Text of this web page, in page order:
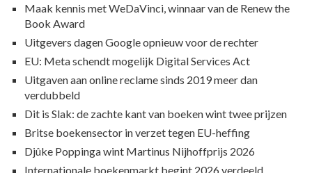
Maak kennis met WeDaVinci, winnaar van de Renew the
Book Award
Uitgevers dagen Google opnieuw voor de rechter
EU: Meta schendt mogelijk Digital Services Act
Uitgaven aan online reclame sinds 2019 meer dan
verdubbeld
Dit is Slak: de zachte kant van boeken wint twee prijzen
Britse boekensector in verzet tegen EU-heffing
Djûke Poppinga wint Martinus Nijhoffprijs 2026
Internationale boekenmarkt begint 2026 verdeeld